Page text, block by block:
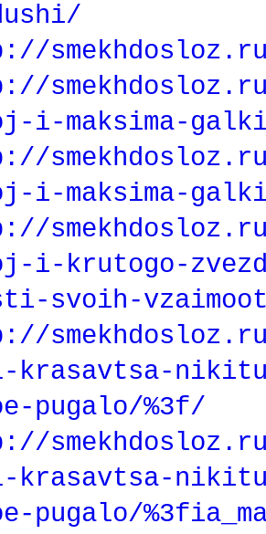
i-maksima-
i-maksima-
i-krutogo-
svoih-
pugalo/%3f/
pugalo/